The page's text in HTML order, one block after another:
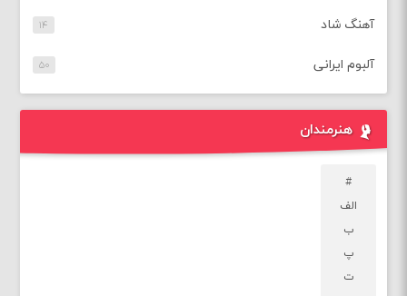
آهنگ شاد ۱۴
آلبوم ایرانی ۵۰
هنرمندان
#
الف
ب
پ
ت